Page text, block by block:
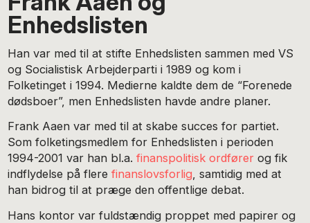
Enhedslisten
Han var med til at stifte Enhedslisten sammen med VS
og Socialistisk Arbejderparti i 1989 og kom i
Folketinget i 1994. Medierne kaldte dem de “Forenede
dødsboer”, men Enhedslisten havde andre planer.
Frank Aaen var med til at skabe succes for partiet.
Som folketingsmedlem for Enhedslisten i perioden
1994-2001 var han bl.a.finanspolitisk ordfører og fik
indflydelse på flerefinanslovsforlig, samtidig med at
han bidrog til at præge den offentlige debat.
Hans kontor var fuldstændig proppet med papirer og